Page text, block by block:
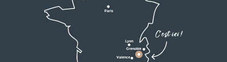
C'est ici !
Paris
Lyon
Valence
Grenoble
D1075
Valence